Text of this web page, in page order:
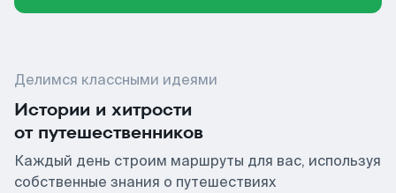
Делимся классными идеями
Истории и хитрости
от путешественников
Каждый день строим маршруты для вас, используя
собственные знания о путешествиях